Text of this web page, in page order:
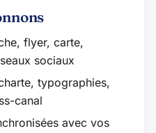
flyer, carte,
sociaux
typographies,
canal
avec vos